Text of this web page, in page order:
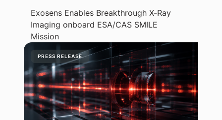
Exosens Enables Breakthrough X-Ray
Imaging onboard ESA/CAS SMILE
Mission
PRESS RELEASE